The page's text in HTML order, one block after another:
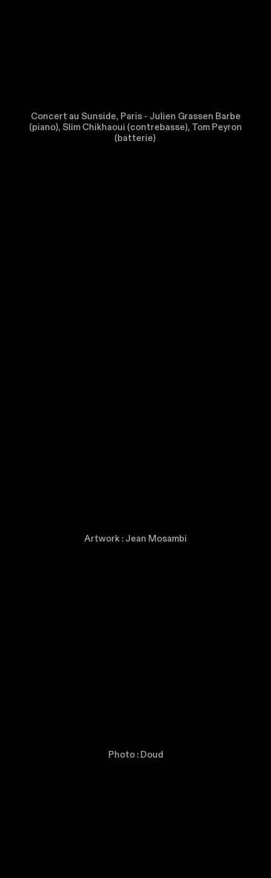
Concert au Sunside, Paris- Julien Grassen Barbe
(piano), Slim Chikhaoui (contrebasse), Tom Peyron
(batterie)
Artwork : Jean Mosambi
Photo : Doud